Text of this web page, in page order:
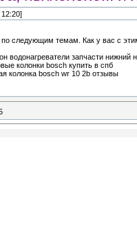
следующим темам. Как у вас с
водонагреватели запчасти нижний
колонки bosch купить в спб
колонка bosch wr 10 2b отзывы